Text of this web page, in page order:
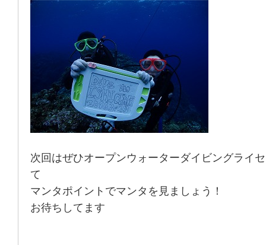
次回はぜひオープンウォーターダイビングライ
て
マンタポイントでマンタを見ましょう！
お待ちしてます